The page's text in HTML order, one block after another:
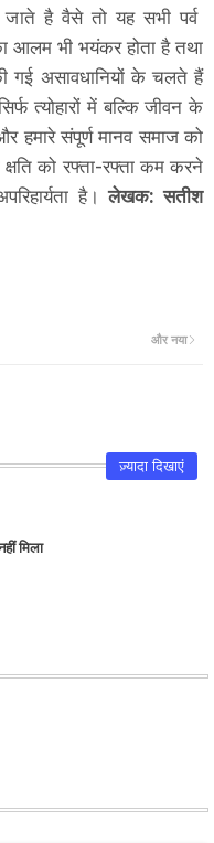
जाते है वैसे तो यह सभी पर्व
आलम भी भयंकर होता है तथा
गई असावधानियों के चलते हैं
त्योहारों में बल्कि जीवन के
हमारे संपूर्ण मानव समाज को
को रफ्ता-रफ्ता कम करने
है।लेखक: सतीश
और नया
ज़्यादा दिखाएं
मिला